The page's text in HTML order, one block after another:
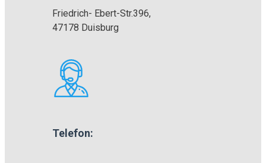
Friedrich- Ebert-Str.396,
47178 Duisburg
Telefon: